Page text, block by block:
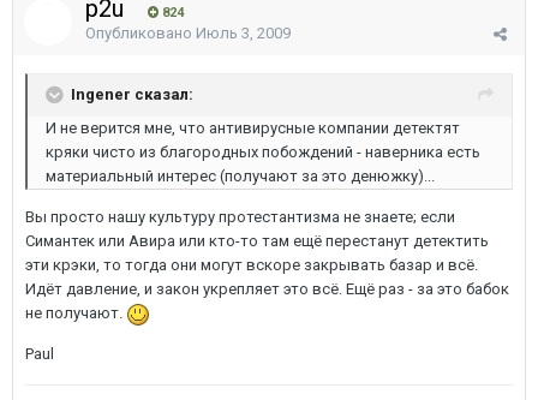
p2u 824
Опубликовано Июль 3, 2009
Ingener сказал:
И не верится мне, что антивирусные компании детектят
кряки чисто из благородных побождений - наверника есть
материальный интерес (получают за это денюжку)...
Вы просто нашу культуру протестантизма не знаете; если
Симантек или Авира или кто-то там ещё перестанут детектить
эти крэки, то тогда они могут вскоре закрывать базар и всё.
Идёт давление, и закон укрепляет это всё. Ещё раз - за это бабок
не получают.
Paul